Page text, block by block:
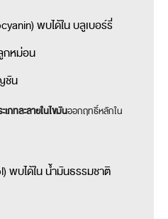
พบได้ใน บลูเบอร์รี่
กหม่อน
ชัน
ภทละลายในไขมันออกฤทธิ์หลักใน
พบได้ใน น้ำมันธรรมชาติ